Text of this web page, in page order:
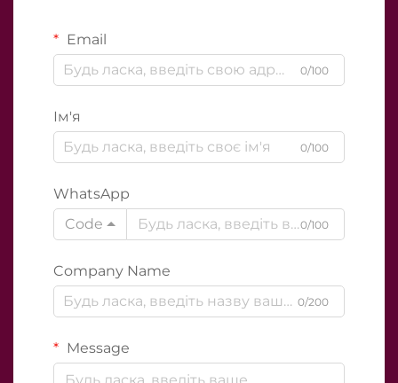
Email
0/100
Ім'я
0/100
WhatsApp
Code
0/100
Company Name
0/200
Message